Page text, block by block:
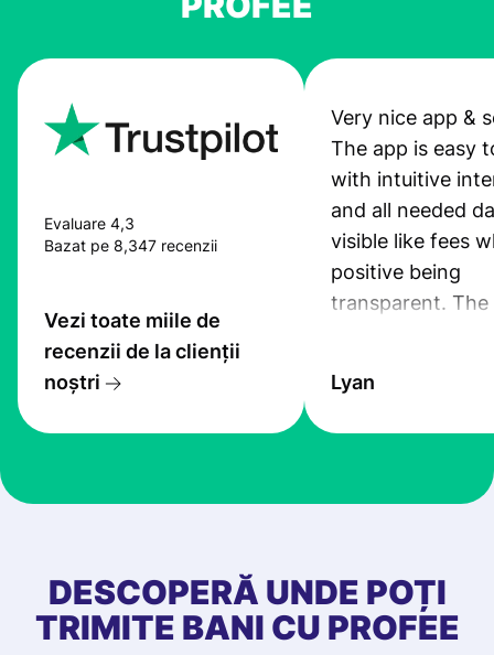
Evaluare 4,3
Bazat pe 8,347 recenzii
Vezi toate miile de
recenzii de la clienții
noștri
Very nice app &
The app is easy
with intuitive
and all needed
visible like fees
positive being
transparent. The
the exchange
at Profee is very
first started
app, and they
quick to provide
Lyan
DESCOPERĂ UNDE POȚI
TRIMITE BANI CU PROFEE